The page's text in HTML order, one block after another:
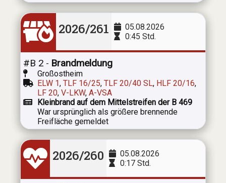
2026/261
05.08.2026
0:45 Std.
#B 2 - Brandmeldung
Großostheim
ELW 1, TLF 16/25, TLF 20/40 SL, HLF 20/16,
LF 20, V-LKW, A-VSA
Kleinbrand auf dem Mittelstreifen der B 469
War ursprünglich als größere brennende
Freifläche gemeldet
2026/260
05.08.2026
0:17 Std.